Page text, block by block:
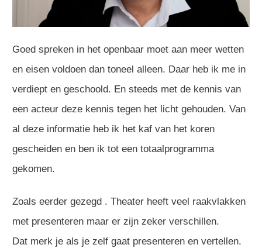
Goed spreken in het openbaar moet aan meer wetten
en eisen voldoen dan toneel alleen. Daar heb ik me in
verdiept en geschoold. En steeds met de kennis van
een acteur deze kennis tegen het licht gehouden. Van
al deze informatie heb ik het kaf van het koren
gescheiden en ben ik tot een totaalprogramma
gekomen.
Zoals eerder gezegd . Theater heeft veel raakvlakken
met presenteren maar er zijn zeker verschillen.
Dat merk je als je zelf gaat presenteren en vertellen.